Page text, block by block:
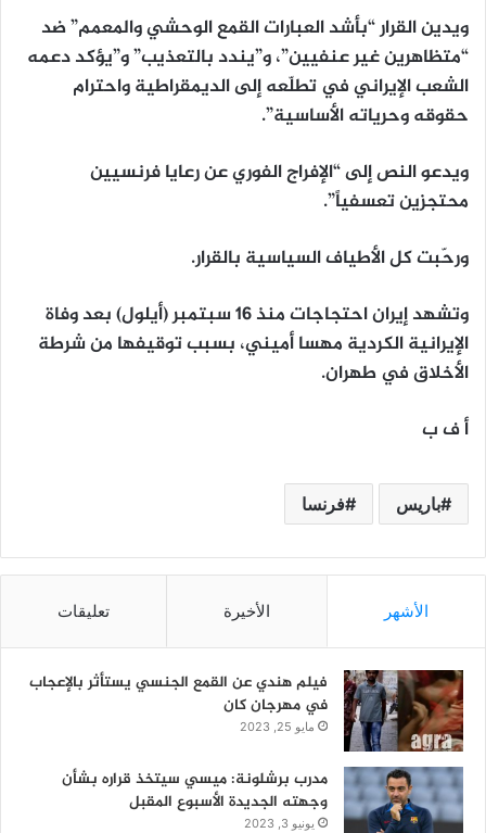
ويدين القرار “بأشد العبارات القمع الوحشي والمعمم” ضد
“متظاهرين غير عنفيين”، و”يندد بالتعذيب” و”يؤكد دعمه
الشعب الإيراني في تطلّعه إلى الديمقراطية واحترام
حقوقه وحرياته الأساسية”.
ويدعو النص إلى “الإفراج الفوري عن رعايا فرنسيين
محتجزين تعسفياً”.
ورحّبت كل الأطياف السياسية بالقرار.
وتشهد إيران احتجاجات منذ 16 سبتمبر (أيلول) بعد وفاة
الإيرانية الكردية مهسا أميني، بسبب توقيفها من شرطة
الأخلاق في طهران.
أ ف ب
باريس فرنسا
الأشهر الأخيرة تعليقات
فيلم هندي عن القمع الجنسي يستأثر بالإعجاب
في مهرجان كان
مايو 25, 2023
مدرب برشلونة: ميسي سيتخذ قراره بشأن
وجهته الجديدة الأسبوع المقبل
يونيو 3, 2023